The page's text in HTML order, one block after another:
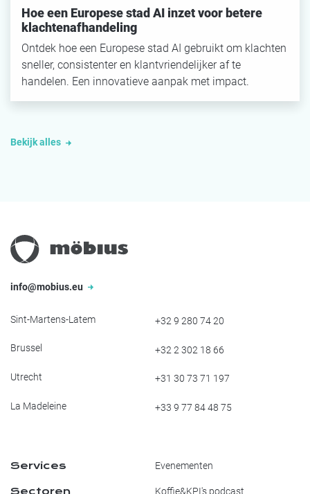
Hoe een Europese stad AI inzet voor betere
klachtenafhandeling
Ontdek hoe een Europese stad AI gebruikt om klachten
sneller, consistenter en klantvriendelijker af te
handelen. Een innovatieve aanpak met impact.
Bekijk alles
info@mobius.eu
Sint-Martens-Latem +32 9 280 74 20
Brussel +32 2 302 18 66
Utrecht +31 30 73 71 197
La Madeleine +33 9 77 84 48 75
Services
Sectoren
Evenementen
Koffie&KPI's podcast